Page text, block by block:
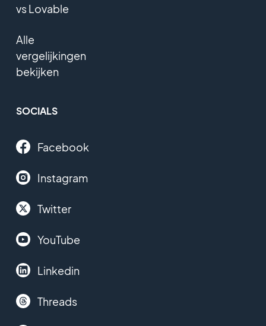
vs Lovable
Alle
vergelijkingen
bekijken
SOCIALS
Facebook
Instagram
Twitter
YouTube
Linkedin
Threads